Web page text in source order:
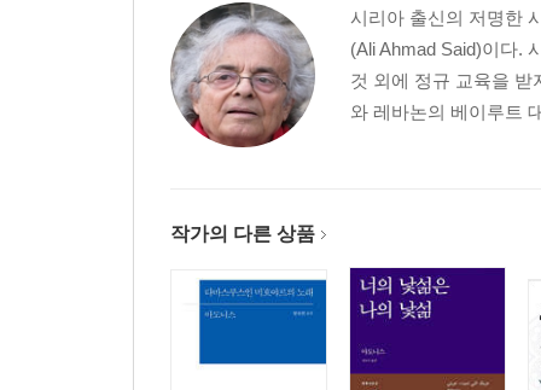
시리아 출신의 저명한
(Ali Ahmad Said)이다.
것 외에 정규 교육을
와 레바논의 베이루트
작가의 다른 상품